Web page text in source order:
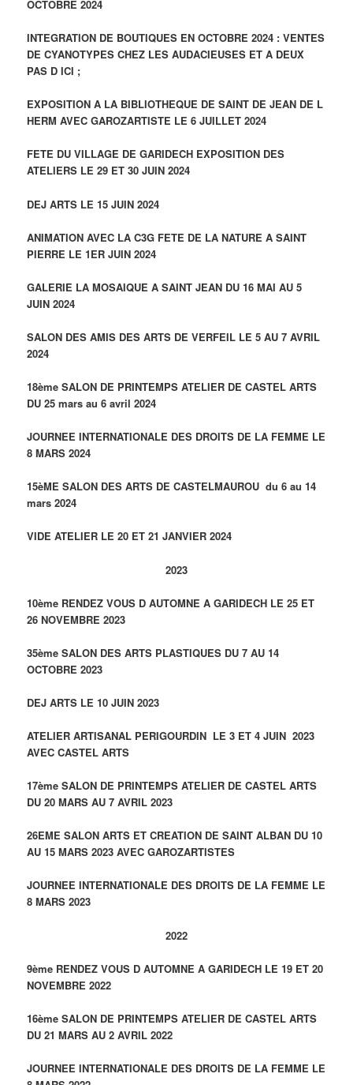
OCTOBRE 2024
INTEGRATION DE BOUTIQUES EN OCTOBRE 2024 : VENTES
DE CYANOTYPES CHEZ LES AUDACIEUSES ET A DEUX
PAS D ICI ;
EXPOSITION A LA BIBLIOTHEQUE DE SAINT DE JEAN DE L
HERM AVEC GAROZARTISTE LE 6 JUILLET 2024
FETE DU VILLAGE DE GARIDECH EXPOSITION DES
ATELIERS LE 29 ET 30 JUIN 2024
DEJ ARTS LE 15 JUIN 2024
ANIMATION AVEC LA C3G FETE DE LA NATURE A SAINT
PIERRE LE 1ER JUIN 2024
GALERIE LA MOSAIQUE A SAINT JEAN DU 16 MAI AU 5
JUIN 2024
SALON DES AMIS DES ARTS DE VERFEIL LE 5 AU 7 AVRIL
2024
18ème SALON DE PRINTEMPS ATELIER DE CASTEL ARTS
DU 25 mars au 6 avril 2024
JOURNEE INTERNATIONALE DES DROITS DE LA FEMME LE
8 MARS 2024
15èME SALON DES ARTS DE CASTELMAUROU du 6 au 14
mars 2024
VIDE ATELIER LE 20 ET 21 JANVIER 2024
2023
10ème RENDEZ VOUS D AUTOMNE A GARIDECH LE 25 ET
26 NOVEMBRE 2023
35ème SALON DES ARTS PLASTIQUES DU 7 AU 14
OCTOBRE 2023
DEJ ARTS LE 10 JUIN 2023
ATELIER ARTISANAL PERIGOURDIN LE 3 ET 4 JUIN 2023
AVEC CASTEL ARTS
17ème SALON DE PRINTEMPS ATELIER DE CASTEL ARTS
DU 20 MARS AU 7 AVRIL 2023
26EME SALON ARTS ET CREATION DE SAINT ALBAN DU 10
AU 15 MARS 2023 AVEC GAROZARTISTES
JOURNEE INTERNATIONALE DES DROITS DE LA FEMME LE
8 MARS 2023
2022
9ème RENDEZ VOUS D AUTOMNE A GARIDECH LE 19 ET 20
NOVEMBRE 2022
16ème SALON DE PRINTEMPS ATELIER DE CASTEL ARTS
DU 21 MARS AU 2 AVRIL 2022
JOURNEE INTERNATIONALE DES DROITS DE LA FEMME LE